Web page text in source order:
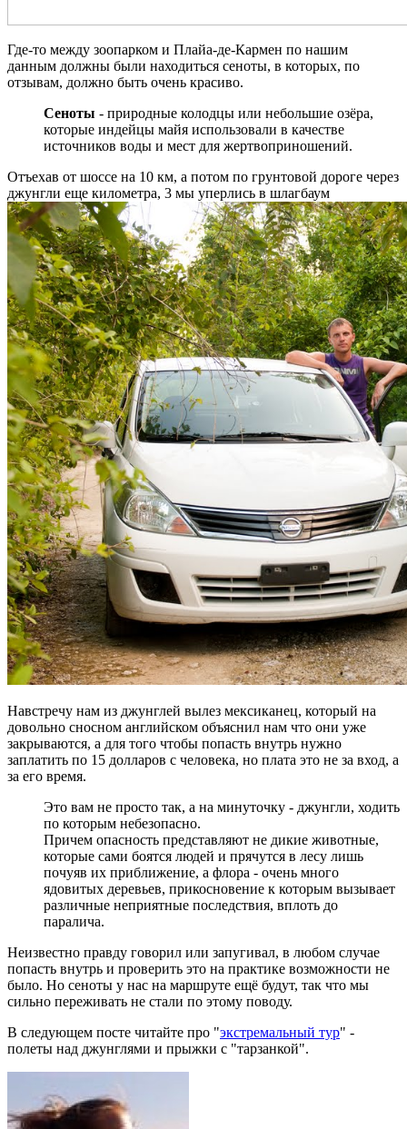
Где-то между зоопарком и Плайа-де-Кармен по нашим
данным должны были находиться сеноты, в которых, по
отзывам, должно быть очень красиво.
Сеноты - природные колодцы или небольшие озёра,
которые индейцы майя использовали в качестве
источников воды и мест для жертвоприношений.
Отъехав от шоссе на 10 км, а потом по грунтовой дороге через
джунгли еще километра, 3 мы уперлись в шлагбаум
Навстречу нам из джунглей вылез мексиканец, который на
довольно сносном английском объяснил нам что они уже
закрываются, а для того чтобы попасть внутрь нужно
заплатить по 15 долларов с человека, но плата это не за вход, а
за его время.
Это вам не просто так, а на минуточку - джунгли, ходить
по которым небезопасно.
Причем опасность представляют не дикие животные,
которые сами боятся людей и прячутся в лесу лишь
почуяв их приближение, а флора - очень много
ядовитых деревьев, прикосновение к которым вызывает
различные неприятные последствия, вплоть до
паралича.
Неизвестно правду говорил или запугивал, в любом случае
попасть внутрь и проверить это на практике возможности не
было. Но сеноты у нас на маршруте ещё будут, так что мы
сильно переживать не стали по этому поводу.
В следующем посте читайте про "экстремальный тур" -
полеты над джунглями и прыжки с "тарзанкой".